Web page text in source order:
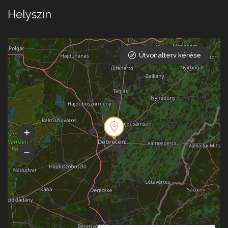
Helyszín
Útvonalterv kérése